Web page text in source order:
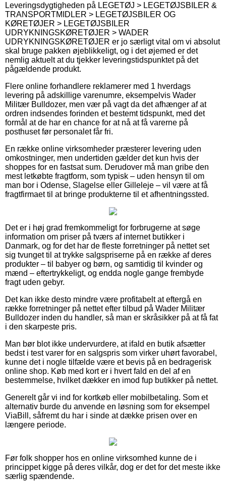
Leveringsdygtigheden på LEGETØJ > LEGETØJSBILER &
TRANSPORTMIDLER > LEGETØJSBILER OG
KØRETØJER > LEGETØJSBILER
UDRYKNINGSKØRETØJER > WADER
UDRYKNINGSKØRETØJER er jo særligt vital om vi absolut
skal bruge pakken øjeblikkeligt, og i det øjemed er det
nemlig aktuelt at du tjekker leveringstidspunktet på det
pågældende produkt.
Flere online forhandlere reklamerer med 1 hverdags
levering på adskillige varenumre, eksempelvis Wader
Militær Bulldozer, men vær på vagt da det afhænger af at
ordren indsendes forinden et bestemt tidspunkt, med det
formål at de har en chance for at nå at få varerne på
posthuset før personalet får fri.
En række online virksomheder præsterer levering uden
omkostninger, men undertiden gælder det kun hvis der
shoppes for en fastsat sum. Derudover må man gribe den
mest letkøbte fragtform, som typisk – uden hensyn til om
man bor i Odense, Slagelse eller Gilleleje – vil være at få
fragtfirmaet til at bringe produkterne til et afhentningssted.
Det er i høj grad fremkommeligt for forbrugerne at søge
information om priser på tværs af internet butikker i
Danmark, og for det har de fleste forretninger på nettet set
sig tvunget til at trykke salgspriserne på en række af deres
produkter – til babyer og børn, og samtidig til kvinder og
mænd – eftertrykkeligt, og endda nogle gange frembyde
fragt uden gebyr.
Det kan ikke desto mindre være profitabelt at eftergå en
række forretninger på nettet efter tilbud på Wader Militær
Bulldozer inden du handler, så man er skråsikker på at få fat
i den skarpeste pris.
Man bør blot ikke undervurdere, at ifald en butik afsætter
bedst i test varer for en salgspris som virker uhørt favorabel,
kunne det i nogle tilfælde være et bevis på en bedragerisk
online shop. Køb med kort er i hvert fald en del af en
bestemmelse, hvilket dækker en imod fup butikker på nettet.
Generelt går vi ind for kortkøb eller mobilbetaling. Som et
alternativ burde du anvende en løsning som for eksempel
ViaBill, såfremt du har i sinde at dække prisen over en
længere periode.
Før folk shopper hos en online virksomhed kunne de i
princippet kigge på deres vilkår, dog er det for det meste ikke
særlig spændende.